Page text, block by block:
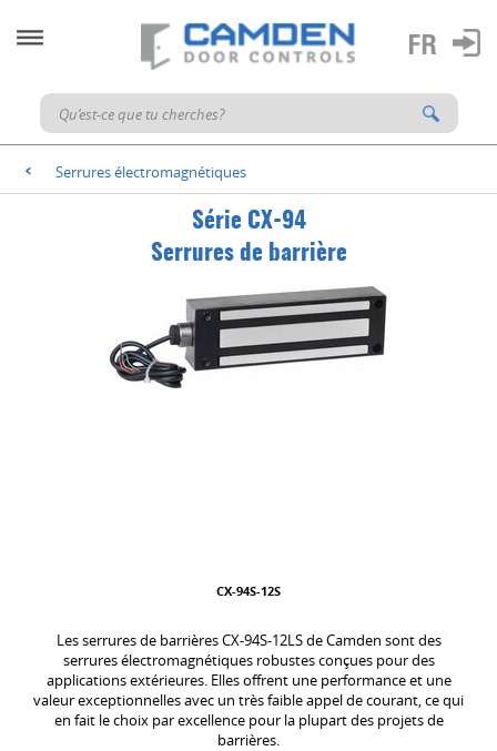
< Serrures électromagnétiques
Série CX-94
Serrures de barrière
CX-94S-12S
Les serrures de barrières CX-94S-12LS de Camden sont des
serrures électromagnétiques robustes conçues pour des
applications extérieures. Elles offrent une performance et une
valeur exceptionnelles avec un très faible appel de courant, ce qui
en fait le choix par excellence pour la plupart des projets de
barrières.